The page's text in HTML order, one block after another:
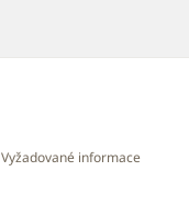
Vyžadované informace